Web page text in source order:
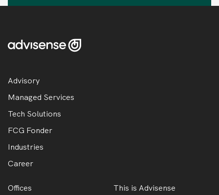
Advisory
Managed Services
Tech Solutions
FCG Fonder
Industries
Career
Offices This is Advisense